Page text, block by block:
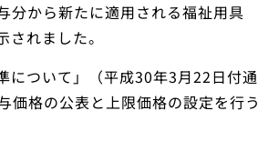
分から新たに適用される福祉用具
れました。
について」（平成30年3月22日付通
価格の公表と上限価格の設定を行う